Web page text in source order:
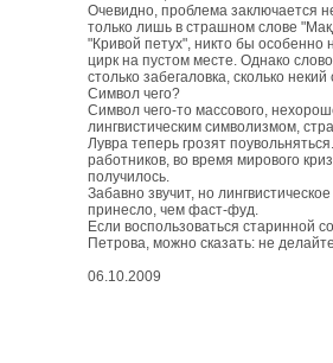
Очевидно, проблема заключается
только лишь в страшном слове
"Кривой петух", никто бы особенно
цирк на пустом месте. Однако
столько забегаловка, сколько
Символ чего?
Символ чего-то массового,
лингвистическим символизмом,
Лувра теперь грозят
работников, во время мирового
получилось.
Забавно звучит, но
принесло, чем фаст-фуд.
Если воспользоваться старинной
Петрова, можно сказать: не
06.10.2009